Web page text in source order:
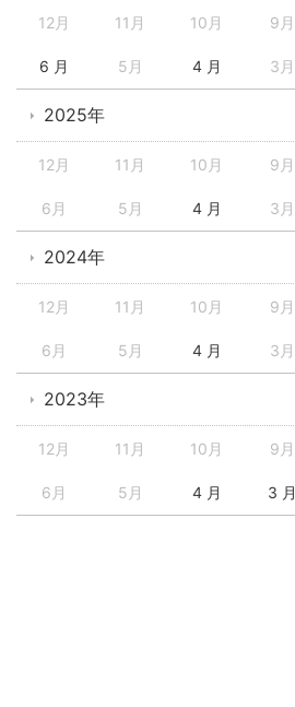
12月 11月 10月 9月
6 月 5月 4 月 3月
2025年
12月 11月 10月 9月
6月 5月 4 月 3月
2024年
12月 11月 10月 9月
6月 5月 4 月 3月
2023年
12月 11月 10月 9月
6月 5月 4 月 3 月